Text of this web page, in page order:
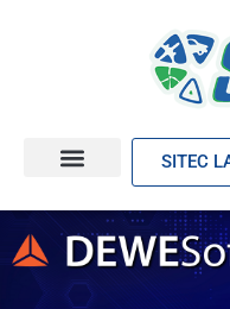
SITEC